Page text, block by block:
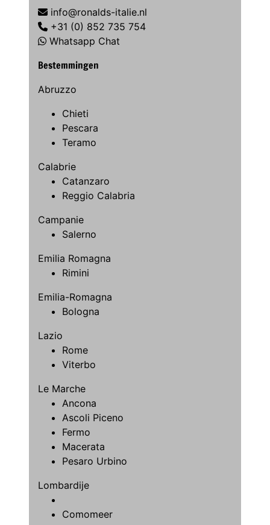
info@ronalds-italie.nl
+31 (0) 852 735 754
Whatsapp Chat
Bestemmingen
Abruzzo
Chieti
Pescara
Teramo
Calabrie
Catanzaro
Reggio Calabria
Campanie
Salerno
Emilia Romagna
Rimini
Emilia-Romagna
Bologna
Lazio
Rome
Viterbo
Le Marche
Ancona
Ascoli Piceno
Fermo
Macerata
Pesaro Urbino
Lombardije
Comomeer